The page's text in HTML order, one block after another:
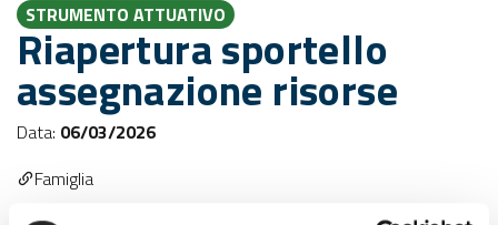
STRUMENTO ATTUATIVO
Riapertura sportello
assegnazione risorse
Data: 06/03/2026
Famiglia